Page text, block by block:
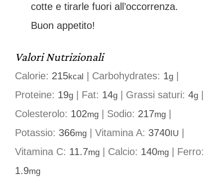
cotte e tirarle fuori all’occorrenza.
Buon appetito!
Valori Nutrizionali
Calorie: 215kcal | Carbohydrates: 1g |
Proteine: 19g | Fat: 14g | Grassi saturi: 4g |
Colesterolo: 102mg | Sodio: 217mg |
Potassio: 366mg | Vitamina A: 3740IU |
Vitamina C: 11.7mg | Calcio: 140mg | Ferro:
1.9mg